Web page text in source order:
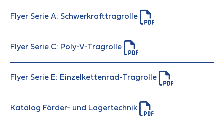
Flyer Serie A: Schwerkrafttragrolle
Flyer Serie C: Poly-V-Tragrolle
Flyer Serie E: Einzelkettenrad-Tragrolle
Katalog Förder- und Lagertechnik